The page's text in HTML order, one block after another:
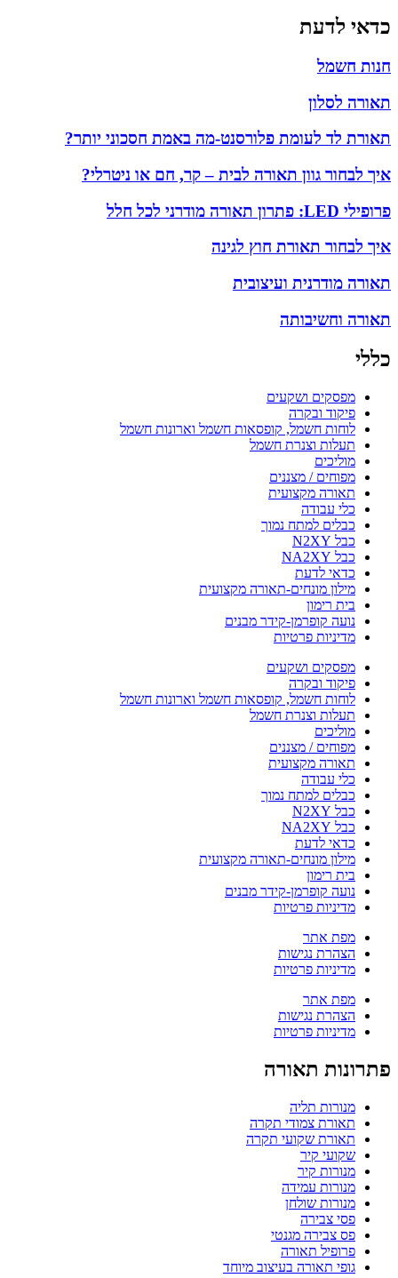
כדאי לדעת
חנות חשמל
תאורה לסלון
תאורת לד לעומת פלורסנט-מה באמת חסכוני יותר?
איך לבחור גוון תאורה לבית – קר, חם או ניטרלי?
פרופילי LED: פתרון תאורה מודרני לכל חלל
איך לבחור תאורת חוץ לגינה
תאורה מודרנית ועיצובית
תאורה וחשיבותה
כללי
מפסקים ושקעים
פיקוד ובקרה
לוחות חשמל, קופסאות חשמל וארונות חשמל
תעלות וצנרת חשמל
מוליכים
מפוחים / מצננים
תאורה מקצועית
כלי עבודה
כבלים למתח נמוך
כבל N2XY
כבל NA2XY
כדאי לדעת
מילון מונחים-תאורה מקצועית
בית רימון
נועה קופרמן-קידר מבנים
מדיניות פרטיות
מפסקים ושקעים
פיקוד ובקרה
לוחות חשמל, קופסאות חשמל וארונות חשמל
תעלות וצנרת חשמל
מוליכים
מפוחים / מצננים
תאורה מקצועית
כלי עבודה
כבלים למתח נמוך
כבל N2XY
כבל NA2XY
כדאי לדעת
מילון מונחים-תאורה מקצועית
בית רימון
נועה קופרמן-קידר מבנים
מדיניות פרטיות
מפת אתר
הצהרת נגישות
מדיניות פרטיות
מפת אתר
הצהרת נגישות
מדיניות פרטיות
פתרונות תאורה
מנורות תליה
תאורת צמודי תקרה
תאורת שקועי תקרה
שקועי קיר
מנורות קיר
מנורות עמידה
מנורות שולחן
פסי צבירה
פס צבירה מגנטי
פרופיל תאורה
גופי תאורה בעיצוב מיוחד